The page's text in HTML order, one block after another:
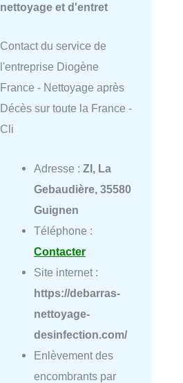
nettoyage et d'entret
Contact du service de
l'entreprise Diogène
France - Nettoyage après
Décès sur toute la France -
Cli
Adresse : ZI, La
Gebaudière, 35580
Guignen
Téléphone :
Contacter
Site internet :
https://debarras-
nettoyage-
desinfection.com/
Enlèvement des
encombrants par